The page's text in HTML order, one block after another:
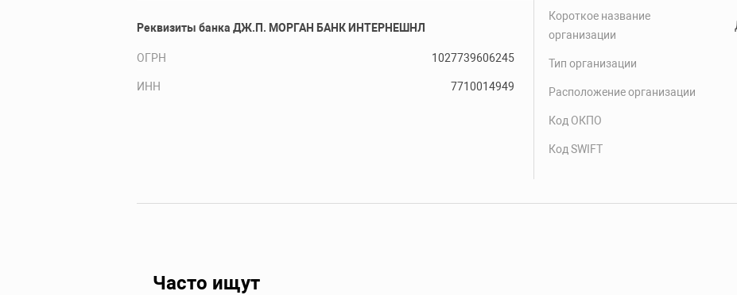
Реквизиты банка ДЖ.П. МОРГАН БАНК ИНТЕРНЕШНЛ
ОГРН 1027739606245
ИНН 7710014949
Короткое название
организации
Тип организации
Расположение организации
Код ОКПО
Код SWIFT
Часто ищут